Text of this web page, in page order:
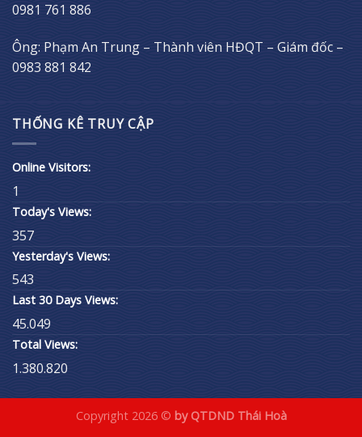
0981 761 886
Ông: Phạm An Trung – Thành viên HĐQT – Giám đốc –
0983 881 842
THỐNG KÊ TRUY CẬP
Online Visitors:
1
Today's Views:
357
Yesterday's Views:
543
Last 30 Days Views:
45.049
Total Views:
1.380.820
Copyright 2026 © by QTDND Thái Hoà